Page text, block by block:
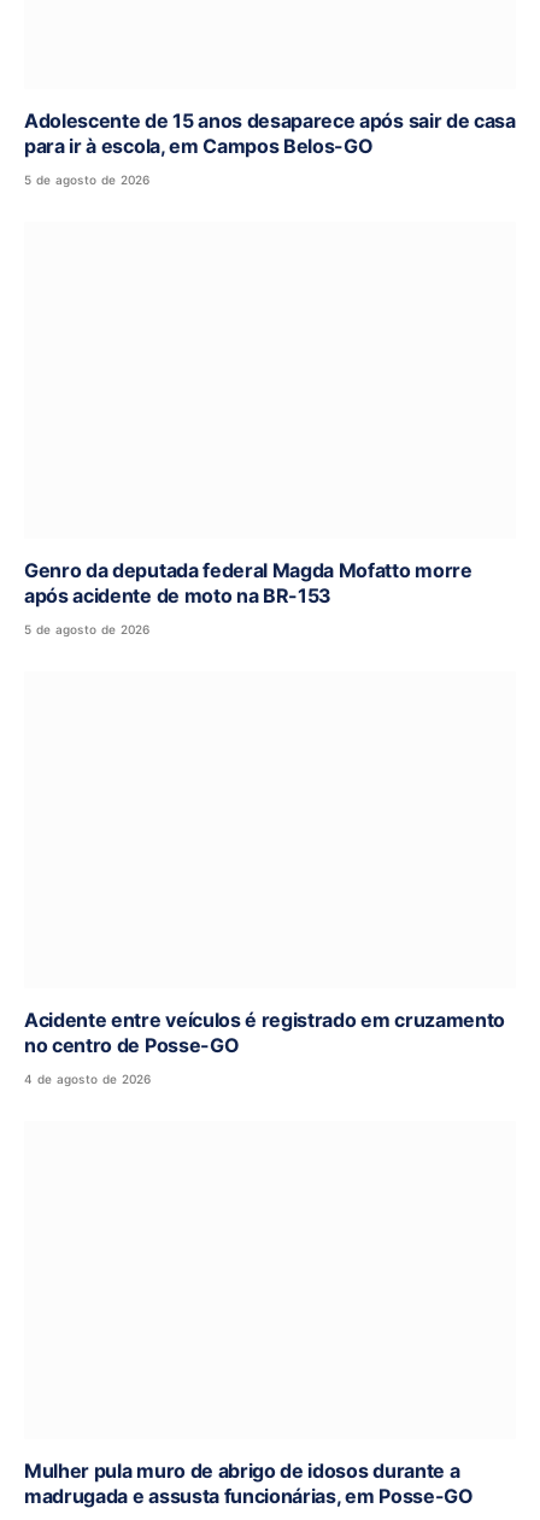
Adolescente de 15 anos desaparece após sair de casa
para ir à escola, em Campos Belos-GO
5 de agosto de 2026
Genro da deputada federal Magda Mofatto morre
após acidente de moto na BR-153
5 de agosto de 2026
Acidente entre veículos é registrado em cruzamento
no centro de Posse-GO
4 de agosto de 2026
Mulher pula muro de abrigo de idosos durante a
madrugada e assusta funcionárias, em Posse-GO